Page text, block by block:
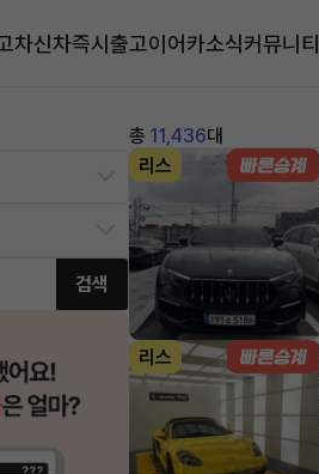
차신차즉시출고이어카소식커뮤니티
검색
총 11,436대
리스
리스